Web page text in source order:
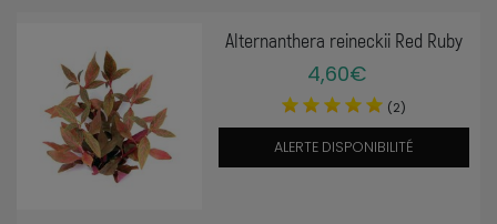
Alternanthera reineckii Red Ruby
4,60€
(2)
ALERTE DISPONIBILITÉ